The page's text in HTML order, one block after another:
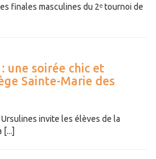
finales masculines du 2ᵉ tournoi de
une soirée chic et
Sainte-Marie des
invite les élèves de la
[...]